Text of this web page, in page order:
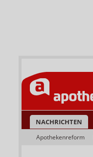
NACHRICHTEN
Apothekenreform